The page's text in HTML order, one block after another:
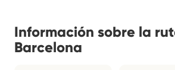
Información sobre la
Barcelona